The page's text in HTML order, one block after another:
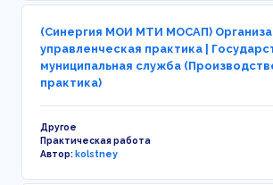
(Синергия МОИ МТИ МОСАП)
управленческая практика |
муниципальная служба
практика)
Другое
Практическая работа
Автор:kolstney